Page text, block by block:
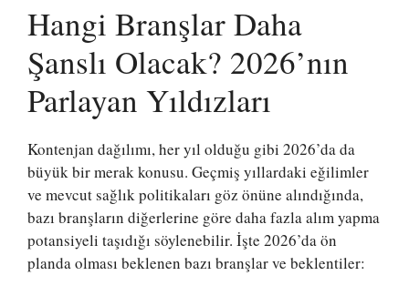
Hangi Branşlar Daha
Şanslı Olacak? 2026’nın
Parlayan Yıldızları
Kontenjan dağılımı, her yıl olduğu gibi 2026’da da
büyük bir merak konusu. Geçmiş yıllardaki eğilimler
ve mevcut sağlık politikaları göz önüne alındığında,
bazı branşların diğerlerine göre daha fazla alım yapma
potansiyeli taşıdığı söylenebilir. İşte 2026’da ön
planda olması beklenen bazı branşlar ve beklentiler: